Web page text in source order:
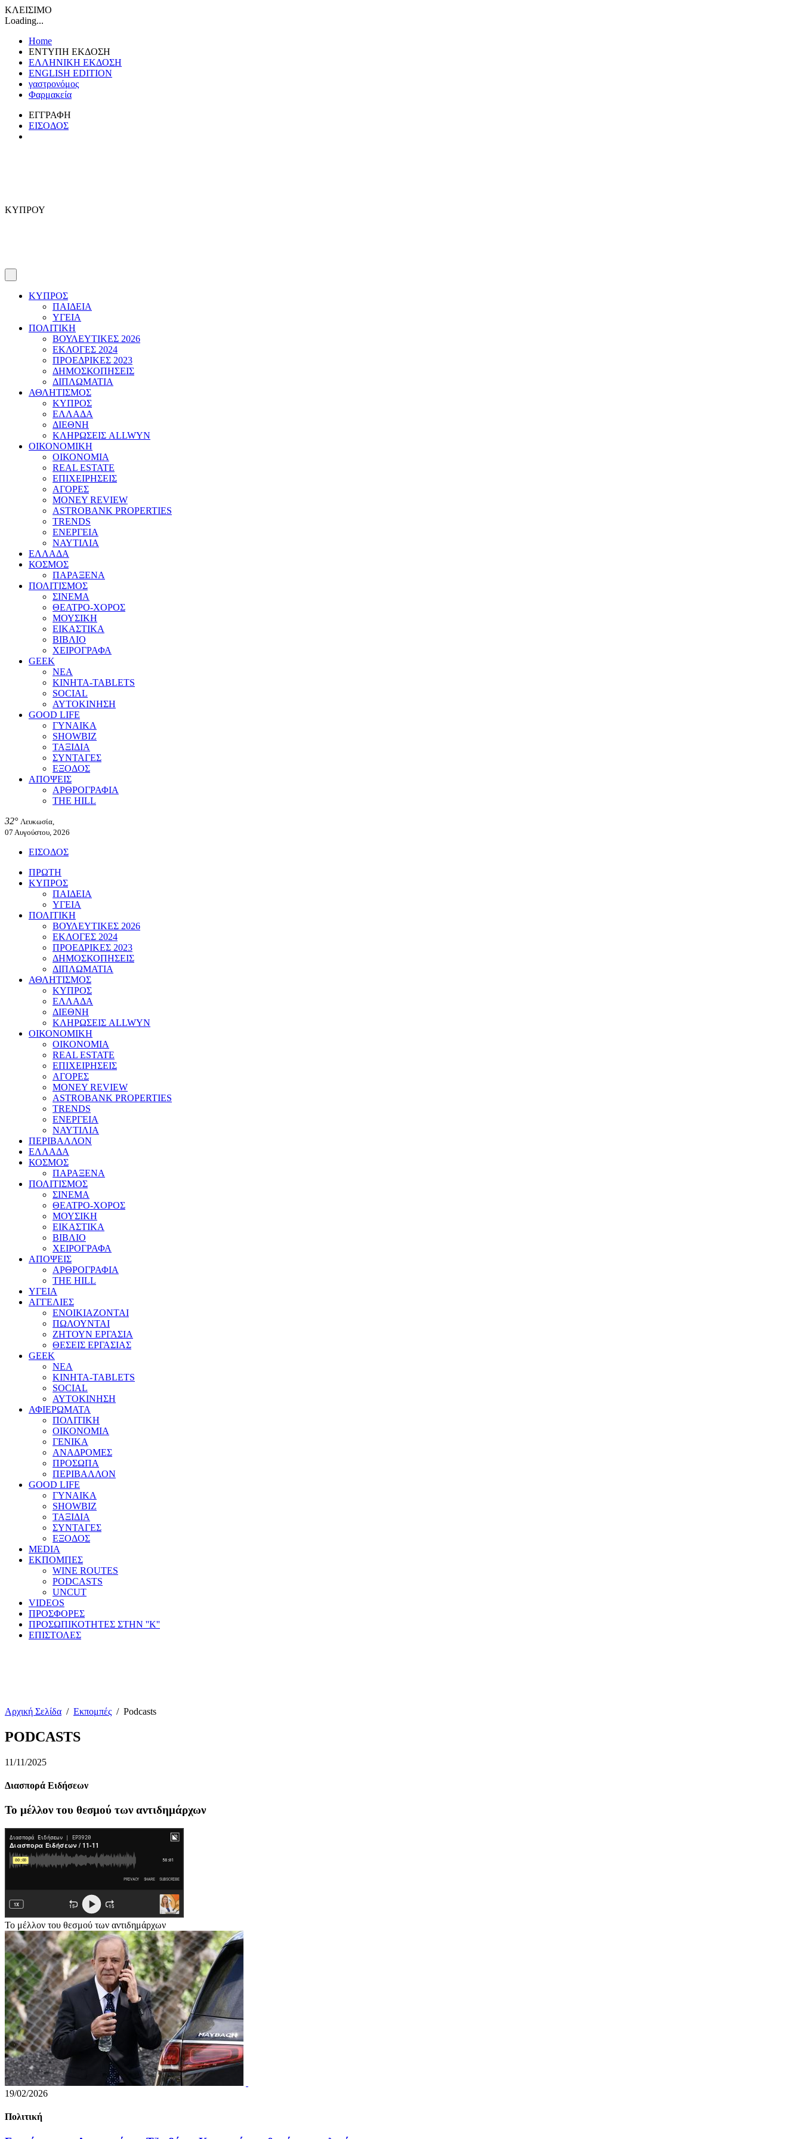
ΚΛΕΙΣΙΜΟ
Loading...
Home
ΕΝΤΥΠΗ ΕΚΔΟΣΗ
ΕΛΛΗΝΙΚΗ ΕΚΔΟΣΗ
ENGLISH EDITION
γαστρονόμος
Φαρμακεία
ΕΓΓΡΑΦΗ
ΕΙΣΟΔΟΣ
ΚΥΠΡΟΥ
ΚΥΠΡΟΣ
ΠΑΙΔΕΙΑ
ΥΓΕΙΑ
ΠΟΛΙΤΙΚΗ
ΒΟΥΛΕΥΤΙΚΕΣ 2026
ΕΚΛΟΓΕΣ 2024
ΠΡΟΕΔΡΙΚΕΣ 2023
ΔΗΜΟΣΚΟΠΗΣΕΙΣ
ΔΙΠΛΩΜΑΤΙΑ
ΑΘΛΗΤΙΣΜΟΣ
ΚΥΠΡΟΣ
ΕΛΛΑΔΑ
ΔΙΕΘΝΗ
ΚΛΗΡΩΣΕΙΣ ALLWYN
ΟΙΚΟΝΟΜΙΚΗ
ΟΙΚΟΝΟΜΙΑ
REAL ESTATE
ΕΠΙΧΕΙΡΗΣΕΙΣ
ΑΓΟΡΕΣ
MONEY REVIEW
ASTROBANK PROPERTIES
TRENDS
ΕΝΕΡΓΕΙΑ
ΝΑΥΤΙΛΙΑ
ΕΛΛΑΔΑ
ΚΟΣΜΟΣ
ΠΑΡΑΞΕΝΑ
ΠΟΛΙΤΙΣΜΟΣ
ΣΙΝΕΜΑ
ΘΕΑΤΡΟ-ΧΟΡΟΣ
ΜΟΥΣΙΚΗ
ΕΙΚΑΣΤΙΚΑ
ΒΙΒΛΙΟ
ΧΕΙΡΟΓΡΑΦΑ
GEEK
ΝΕΑ
ΚΙΝΗΤΑ-TABLETS
SOCIAL
ΑΥΤΟΚΙΝΗΣΗ
GOOD LIFE
ΓΥΝΑΙΚΑ
SHOWBIZ
ΤΑΞΙΔΙΑ
ΣΥΝΤΑΓΕΣ
ΕΞΟΔΟΣ
ΑΠΟΨΕΙΣ
ΑΡΘΡΟΓΡΑΦΙΑ
THE HILL
32° Λευκωσία,
07 Αυγούστου, 2026
ΕΙΣΟΔΟΣ
ΠΡΩΤΗ
ΚΥΠΡΟΣ
ΠΑΙΔΕΙΑ
ΥΓΕΙΑ
ΠΟΛΙΤΙΚΗ
ΒΟΥΛΕΥΤΙΚΕΣ 2026
ΕΚΛΟΓΕΣ 2024
ΠΡΟΕΔΡΙΚΕΣ 2023
ΔΗΜΟΣΚΟΠΗΣΕΙΣ
ΔΙΠΛΩΜΑΤΙΑ
ΑΘΛΗΤΙΣΜΟΣ
ΚΥΠΡΟΣ
ΕΛΛΑΔΑ
ΔΙΕΘΝΗ
ΚΛΗΡΩΣΕΙΣ ALLWYN
ΟΙΚΟΝΟΜΙΚΗ
ΟΙΚΟΝΟΜΙΑ
REAL ESTATE
ΕΠΙΧΕΙΡΗΣΕΙΣ
ΑΓΟΡΕΣ
MONEY REVIEW
ASTROBANK PROPERTIES
TRENDS
ΕΝΕΡΓΕΙΑ
ΝΑΥΤΙΛΙΑ
ΠΕΡΙΒΑΛΛΟΝ
ΕΛΛΑΔΑ
ΚΟΣΜΟΣ
ΠΑΡΑΞΕΝΑ
ΠΟΛΙΤΙΣΜΟΣ
ΣΙΝΕΜΑ
ΘΕΑΤΡΟ-ΧΟΡΟΣ
ΜΟΥΣΙΚΗ
ΕΙΚΑΣΤΙΚΑ
ΒΙΒΛΙΟ
ΧΕΙΡΟΓΡΑΦΑ
ΑΠΟΨΕΙΣ
ΑΡΘΡΟΓΡΑΦΙΑ
THE HILL
ΥΓΕΙΑ
ΑΓΓΕΛΙΕΣ
ΕΝΟΙΚΙΑΖΟΝΤΑΙ
ΠΩΛΟΥΝΤΑΙ
ΖΗΤΟΥΝ ΕΡΓΑΣΙΑ
ΘΕΣΕΙΣ ΕΡΓΑΣΙΑΣ
GEEK
ΝΕΑ
ΚΙΝΗΤΑ-TABLETS
SOCIAL
ΑΥΤΟΚΙΝΗΣΗ
ΑΦΙΕΡΩΜΑΤΑ
ΠΟΛΙΤΙΚΗ
ΟΙΚΟΝΟΜΙΑ
ΓΕΝΙΚΑ
ΑΝΑΔΡΟΜΕΣ
ΠΡΟΣΩΠΑ
ΠΕΡΙΒΑΛΛΟΝ
GOOD LIFE
ΓΥΝΑΙΚΑ
SHOWBIZ
ΤΑΞΙΔΙΑ
ΣΥΝΤΑΓΕΣ
ΕΞΟΔΟΣ
MEDIA
ΕΚΠΟΜΠΕΣ
WINE ROUTES
PODCASTS
UNCUT
VIDEOS
ΠΡΟΣΦΟΡΕΣ
ΠΡΟΣΩΠΙΚΟΤΗΤΕΣ ΣΤΗΝ ''Κ''
ΕΠΙΣΤΟΛΕΣ
Αρχική Σελίδα / Εκπομπές / Podcasts
PODCASTS
11/11/2025
Διασπορά Ειδήσεων
Το μέλλον του θεσμού των αντιδημάρχων
Το μέλλον του θεσμού των αντιδημάρχων
19/02/2026
Πολιτική